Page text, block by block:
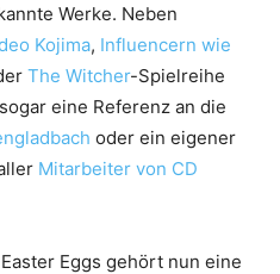
Werke. Neben
Kojima, Influencern wie
The Witcher-Spielreihe
eine Referenz an die
oder ein eigener
Mitarbeiter von CD
Eggs gehört nun eine